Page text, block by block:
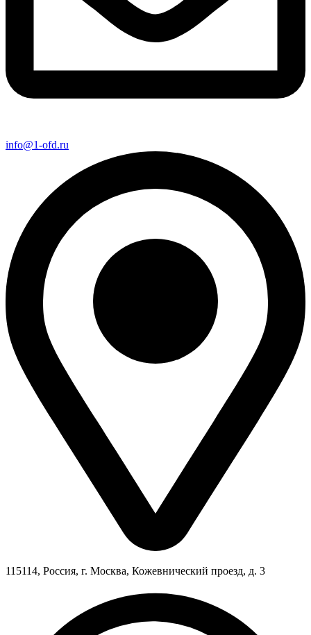
info@1-ofd.ru
115114, Россия, г. Москва, Кожевнический проезд, д. 3